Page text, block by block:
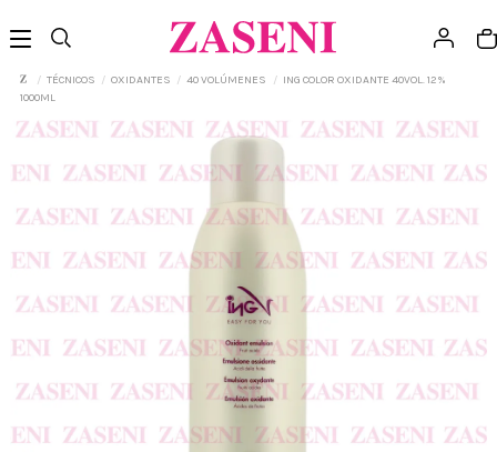
TÉCNICOS OXIDANTES 40 VOLÚMENES
ING COLOR OXIDANTE 40VOL. 12%
1000ML